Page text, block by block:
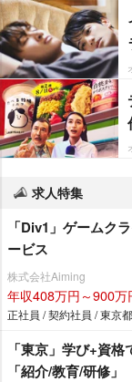
求人特集
「Div1」ゲームク
ービス
株式会社Aiming
年収408万円～900万
正社員 / 契約社員 / 東京都
「東京」学び+資
「紹介/教育/研修」